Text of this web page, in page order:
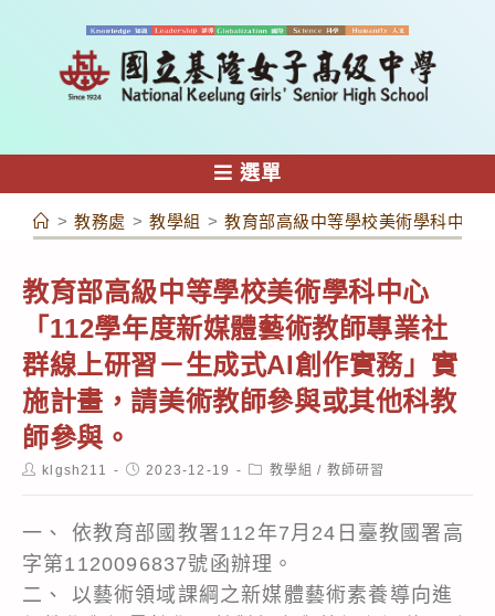
容
選單
> 教務處 > 教學組 > 教育部高級中等學校美術學科中心
教育部高級中等學校美術學科中心
「112學年度新媒體藝術教師專業社
群線上研習－生成式AI創作實務」實
施計畫，請美術教師參與或其他科教
師參與。
Postklgsh211
Post2023-12-19
Post教學組 / 教師研習
一、 依教育部國教署112年7月24日臺教國署高
字第1120096837號函辦理。
二、 以藝術領域課綱之新媒體藝術素養導向進